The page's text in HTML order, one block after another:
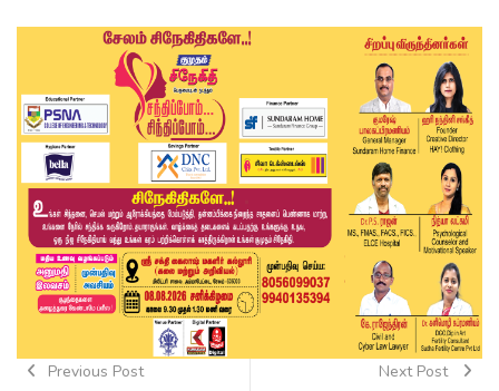
Previous Post Next Post